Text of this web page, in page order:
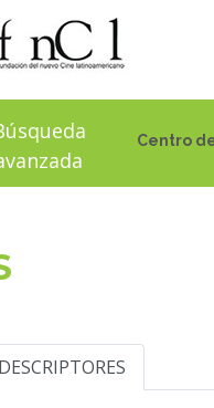
Centro
DESCRIPTORES